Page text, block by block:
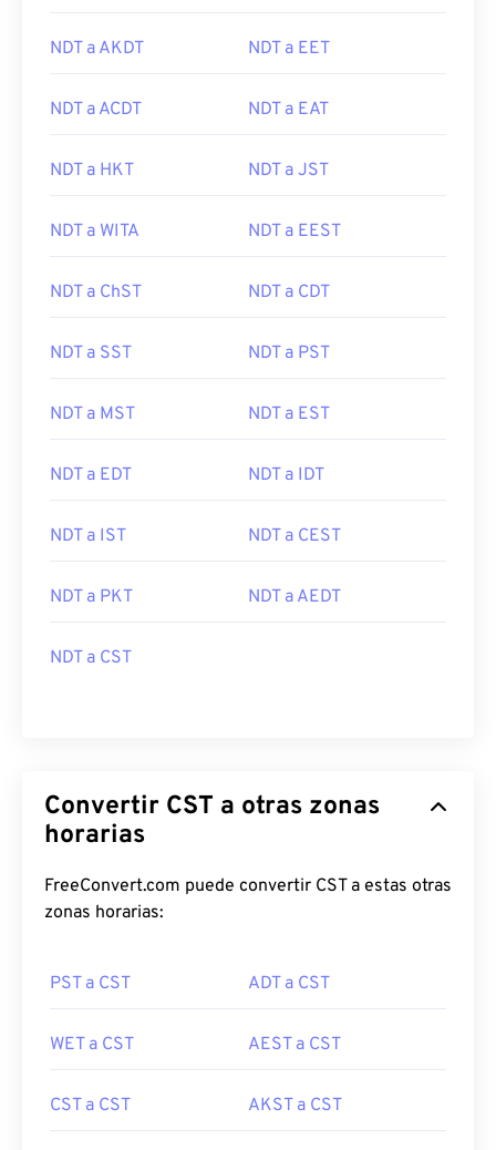
NDT a AKDT NDT a EET
NDT a ACDT NDT a EAT
NDT a HKT NDT a JST
NDT a WITA NDT a EEST
NDT a ChST NDT a CDT
NDT a SST NDT a PST
NDT a MST NDT a EST
NDT a EDT NDT a IDT
NDT a IST NDT a CEST
NDT a PKT NDT a AEDT
NDT a CST
Convertir CST a otras zonas
horarias
FreeConvert.com puede convertir CST a estas otras
zonas horarias:
PST a CST ADT a CST
WET a CST AEST a CST
CST a CST AKST a CST